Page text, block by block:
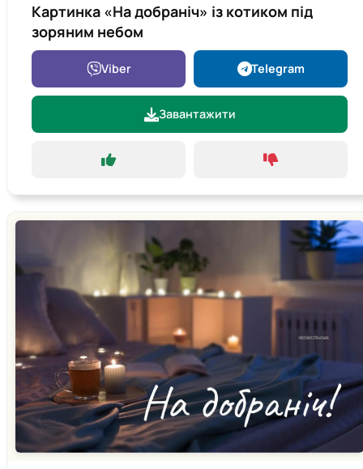
Картинка «На добраніч» із котиком під
зоряним небом
Viber Telegram
Завантажити